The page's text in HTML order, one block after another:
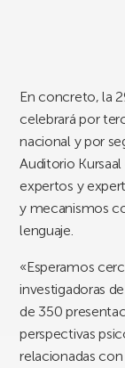
En concreto, la
celebrará por
nacional y por
Auditorio
expertos y
y mecanismos
lenguaje.
«Esperamos
investigadoras
de 350
perspectivas
relacionadas